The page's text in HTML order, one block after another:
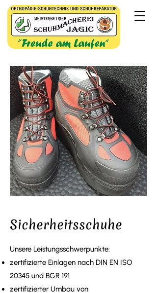
Sicherheitsschuhe
Unsere Leistungsschwerpunkte:
zertifizierte Einlagen nach DIN EN ISO
20345 und BGR 191
zertifizierter Umbau von